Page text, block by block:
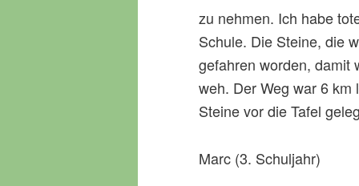
zu nehmen. Ich habe
Schule. Die Steine, die
gefahren worden, damit
weh. Der Weg war 6
Steine vor die Tafel
Marc (3. Schuljahr)